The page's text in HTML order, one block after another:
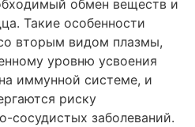
обмен веществ и
Такие особенности
вторым видом плазмы,
уровню усвоения
иммунной системе, и
риску
сосудистых заболеваний.